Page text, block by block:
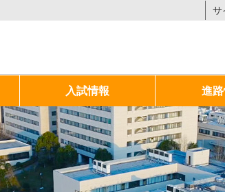
サ
入試情報 進